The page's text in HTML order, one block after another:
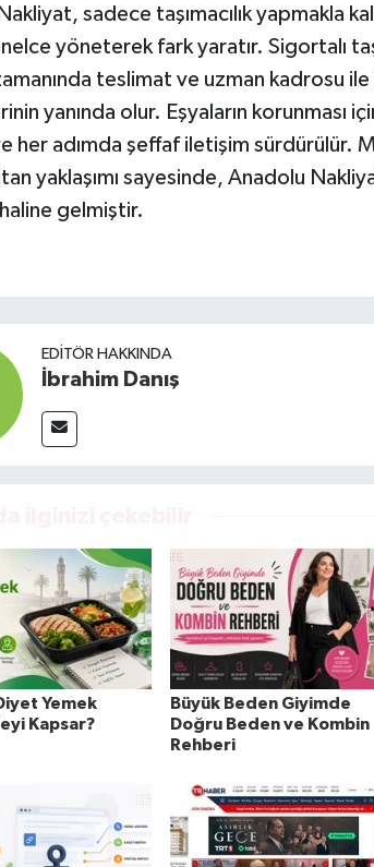
sadece taşımacılık yapmakla
yöneterek fark yaratır. Sigortalı
teslimat ve uzman kadrosu
yanında olur. Eşyaların korunması
ve her adımda şeffaf iletişim sürdürülür.
yaklaşımı sayesinde, Anadolu
gelmiştir.
EDITÖR HAKKINDA
İbrahim Danış
Yemek
Kapsar?
Büyük Beden Giyimde
Doğru Beden ve Kombin
Rehberi